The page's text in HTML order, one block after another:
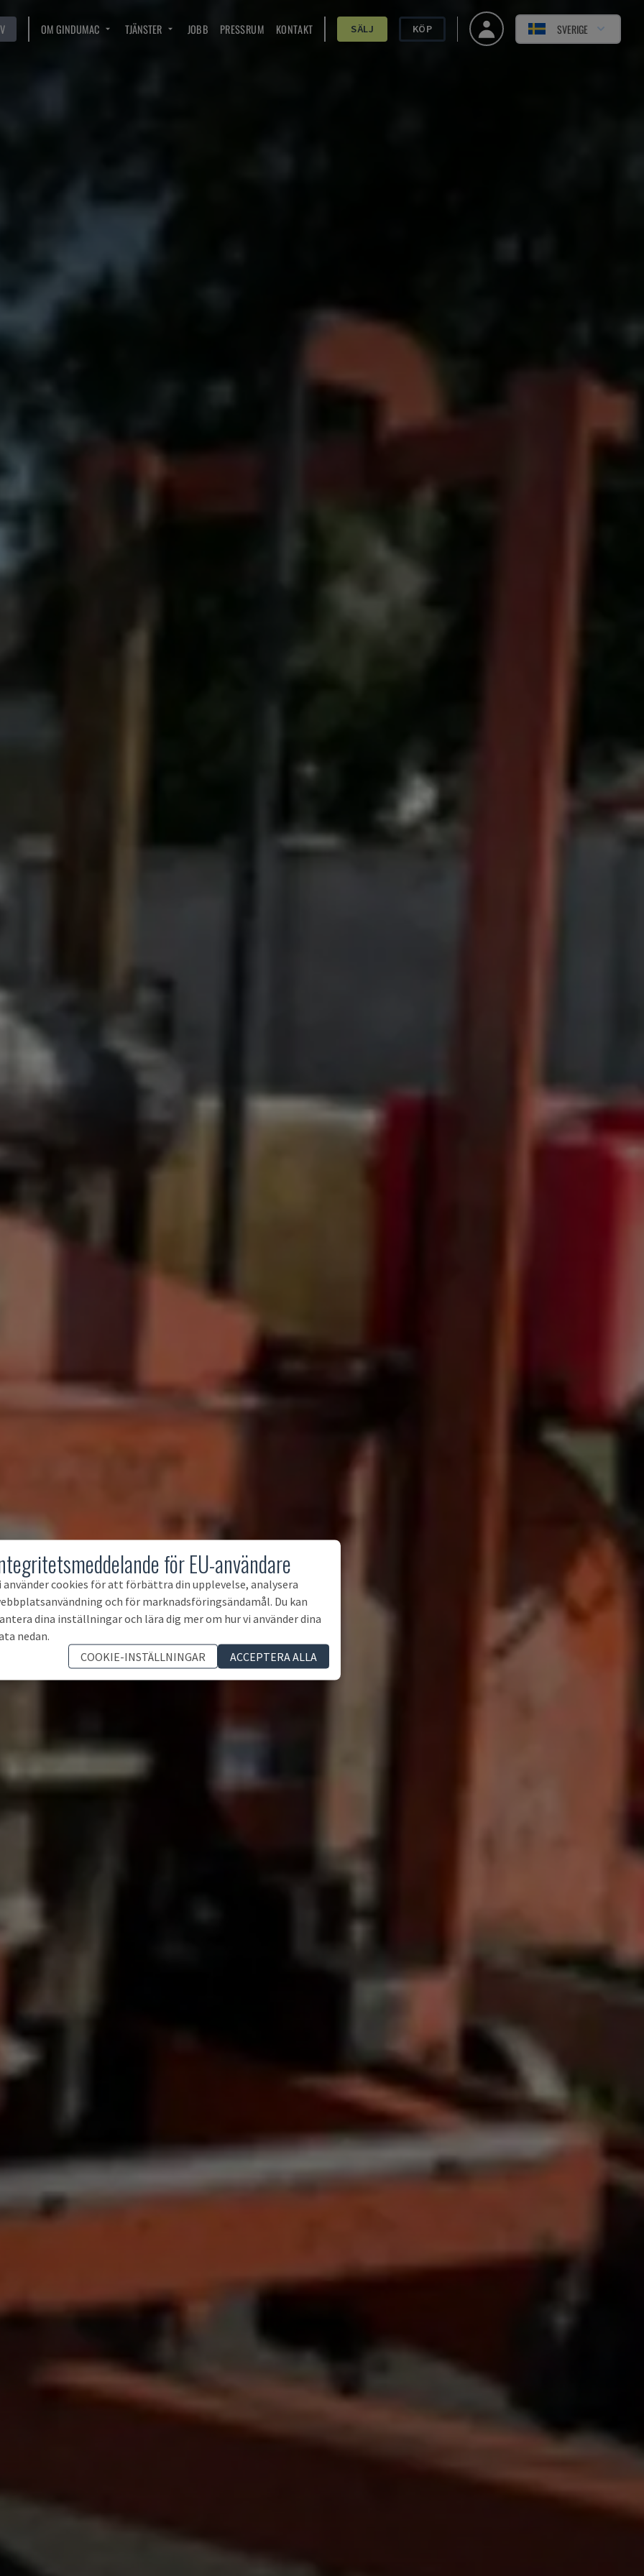
OM GINDUMAC TJÄNSTER JOBB PRESSRUM KONTAKT SÄLJ KÖP SVERIGE
för EU-användare
använder cookies för att förbättra din upplevelse, analysera
och för marknadsföringsändamål. Du kan
dina inställningar och lära dig mer om hur vi använder dina
nedan.
COOKIE-INSTÄLLNINGAR
ACCEPTERA ALLA